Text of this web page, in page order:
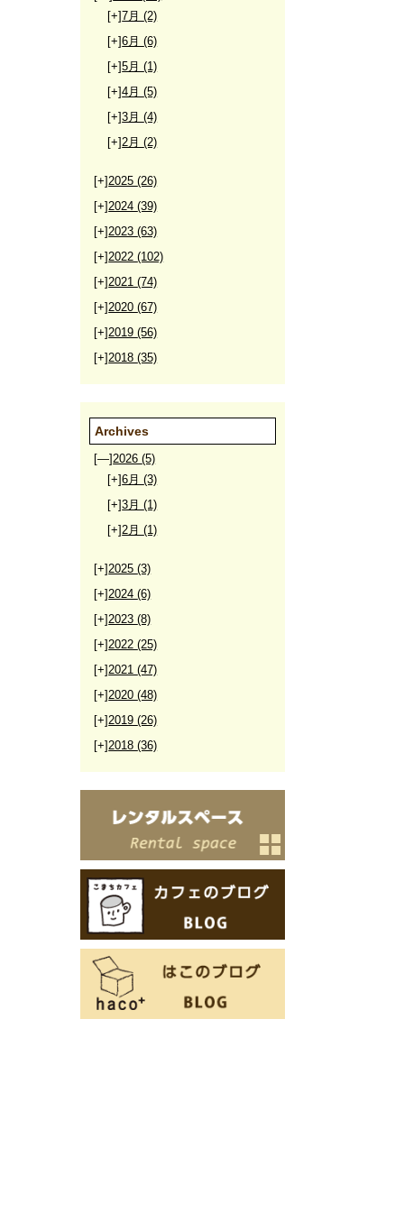
[+]7月(2)
[+]6月(6)
[+]5月(1)
[+]4月(5)
[+]3月(4)
[+]2月(2)
[+]2025(26)
[+]2024(39)
[+]2023(63)
[+]2022(102)
[+]2021(74)
[+]2020(67)
[+]2019(56)
[+]2018(35)
Archives
[—]2026(5)
[+]6月(3)
[+]3月(1)
[+]2月(1)
[+]2025(3)
[+]2024(6)
[+]2023(8)
[+]2022(25)
[+]2021(47)
[+]2020(48)
[+]2019(26)
[+]2018(36)